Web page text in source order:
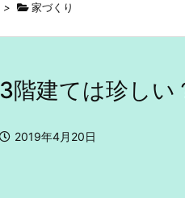
> 家づくり
3階建ては珍しい
2019年4月20日